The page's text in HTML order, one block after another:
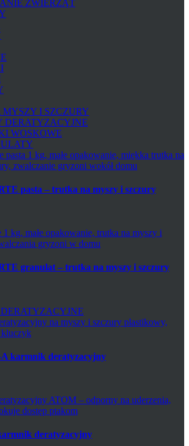
ZWIERZĄT
I SZCZURY
DERATYZACYJNE
WOSKOWE
pasta – trutka na myszy i szczury
granulat – trutka na myszy i szczury
karmnik deratyzacyjny
deratyzacyjny